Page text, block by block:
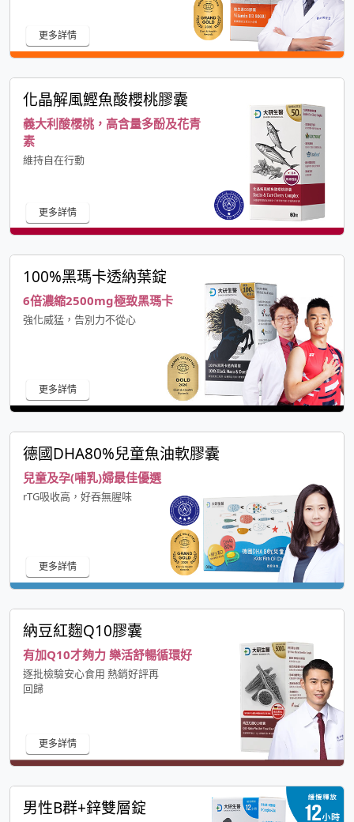
更多詳情
化晶解風鰹魚酸櫻桃膠囊
義大利酸櫻桃，高含量多酚及花青
素
維持自在行動
更多詳情
100%黑瑪卡透納葉錠
6倍濃縮2500mg極致黑瑪卡
強化威猛，告別力不從心
更多詳情
德國DHA80%兒童魚油軟膠囊
兒童及孕(哺乳)婦最佳優選
rTG吸收高，好吞無腥味
更多詳情
納豆紅麴Q10膠囊
有加Q10才夠力 樂活舒暢循環好
逐批檢驗安心食用 熱銷好評再
回歸
更多詳情
男性B群+鋅雙層錠